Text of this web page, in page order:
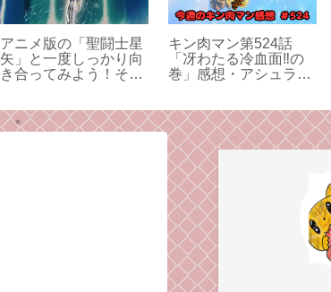
アニメ版の「聖闘士星
矢」と一度しっかり向
き合ってみよう！その
キン肉マン第524話
「冴わたる冷血面‼︎の
巻」感想・アシュラマ
師弟コンビが語る！